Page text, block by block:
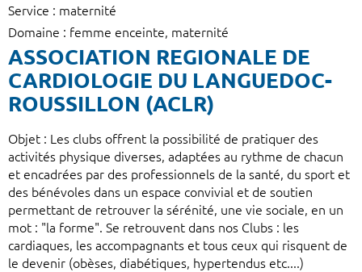
Service : maternité
Domaine : femme enceinte, maternité
ASSOCIATION REGIONALE DE
CARDIOLOGIE DU LANGUEDOC-
ROUSSILLON (ACLR)
Objet : Les clubs offrent la possibilité de pratiquer des
activités physique diverses, adaptées au rythme de chacun
et encadrées par des professionnels de la santé, du sport et
des bénévoles dans un espace convivial et de soutien
permettant de retrouver la sérénité, une vie sociale, en un
mot : "la forme". Se retrouvent dans nos Clubs : les
cardiaques, les accompagnants et tous ceux qui risquent de
le devenir (obèses, diabétiques, hypertendus etc....)